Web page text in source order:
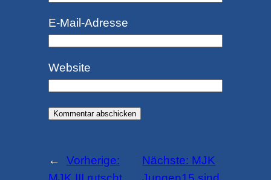
E-Mail-Adresse
Website
←
Vorherige:
Nächste: MJK